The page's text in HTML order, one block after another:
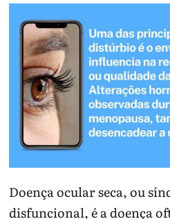
Doença ocular seca, ou
disfuncional, é a doença